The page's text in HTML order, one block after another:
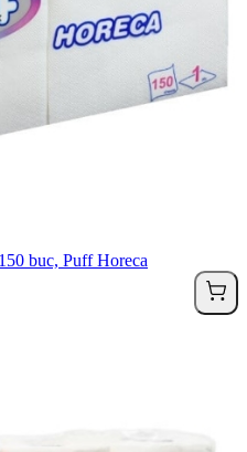
buc, Puff Horeca